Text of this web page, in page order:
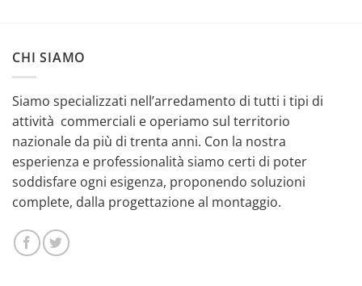
CHI SIAMO
Siamo specializzati nell’arredamento di tutti i tipi di
attività commerciali e operiamo sul territorio
nazionale da più di trenta anni. Con la nostra
esperienza e professionalità siamo certi di poter
soddisfare ogni esigenza, proponendo soluzioni
complete, dalla progettazione al montaggio.